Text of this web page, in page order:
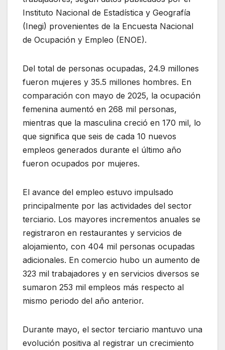
Instituto Nacional de Estadística y Geografía
(Inegi) provenientes de la Encuesta Nacional
de Ocupación y Empleo (ENOE).
Del total de personas ocupadas, 24.9 millones
fueron mujeres y 35.5 millones hombres. En
comparación con mayo de 2025, la ocupación
femenina aumentó en 268 mil personas,
mientras que la masculina creció en 170 mil, lo
que significa que seis de cada 10 nuevos
empleos generados durante el último año
fueron ocupados por mujeres.
El avance del empleo estuvo impulsado
principalmente por las actividades del sector
terciario. Los mayores incrementos anuales se
registraron en restaurantes y servicios de
alojamiento, con 404 mil personas ocupadas
adicionales. En comercio hubo un aumento de
323 mil trabajadores y en servicios diversos se
sumaron 253 mil empleos más respecto al
mismo periodo del año anterior.
Durante mayo, el sector terciario mantuvo una
evolución positiva al registrar un crecimiento